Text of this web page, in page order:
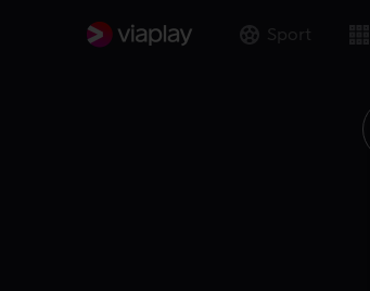
Sport